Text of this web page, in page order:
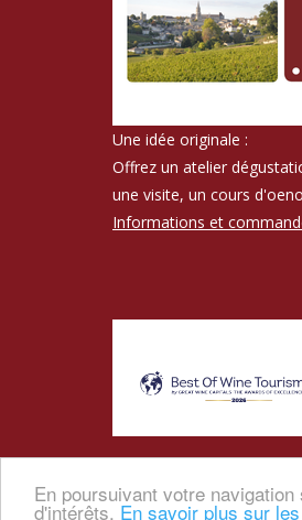
En poursuivant votre
d'intérêts. En savoir plus sur
Une idée originale :
Offrez un atelier
une visite, un cours
Informations et